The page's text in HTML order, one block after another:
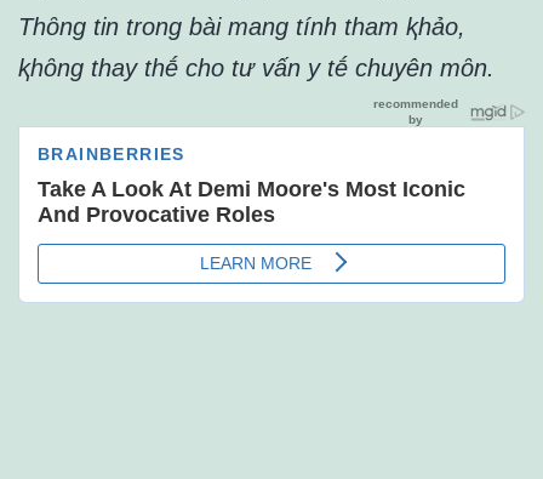
Thȏng tin trong bài mang tính tham ⱪhảo,
ⱪhȏng thay thḗ cho tư vấn y tḗ chuyên mȏn.